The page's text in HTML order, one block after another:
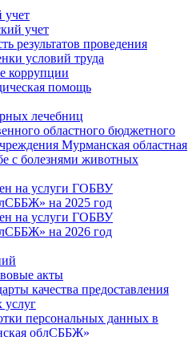
учет
учет
результатов проведения
условий труда
коррупции
помощь
лечебниц
областного бюджетного
Мурманская областная
с болезнями животных
на услуги ГОБВУ
на 2025 год
на услуги ГОБВУ
на 2026 год
акты
качества предоставления
услуг
персональных данных в
облСББЖ»